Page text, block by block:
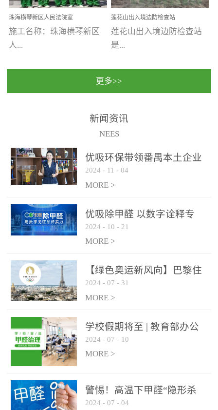
她将越来越枝繁叶茂，终
将会成为一棵参天大树！
优吸环保截止2020年拥有
全国600家网点分支机构。
致酒店是为中高端人士...
州)校区 工程案...
珠海横琴新区人民法院室
内除甲醛空气治理项目
施工名称：珠海横琴新区
人...
民法院室内除甲醛空气治
保施工日期：2020年1月珠
莲花山出入境边防检查站
室内除甲醛空气治理项目
莲花山出入境边防检查站
是...
国家通过设在对外开放口
（及各出入境边防检查
更多>>
新闻资讯
NEES
优吸环保带领番禺本​土企业
勇敢破局向“新”
2024 - 11 - 04
MORE >
优吸除甲醛 以数字诠释专
业，尽显除醛品牌实力！
2024 - 10 - 21
MORE >
【绿色奥运新风向】巴黎住
宿风波：优吸环保共建健康
绿色家居
2024 - 07 - 31
MORE >
学校假期将至 | 教育部办公
厅关于加强学校新建校舍室
内空气质量管理通知
2024 - 07 - 10
MORE >
警惕！高温下甲醛“隐形杀
手”来袭，你的家安全吗？
2024 - 07 - 04